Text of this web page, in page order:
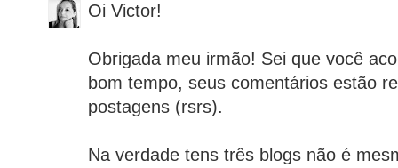
Oi Victor!
Obrigada meu irmão! Sei que você
bom tempo, seus comentários estão
postagens (rsrs).
Na verdade tens três blogs não é